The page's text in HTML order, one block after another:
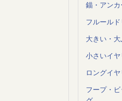
錨・アン
フルール
大きい・
小さいイ
ロングイ
フープ・